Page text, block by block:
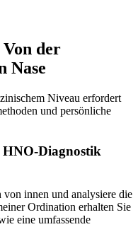
Von der
Nase
Niveau erfordert
und persönliche
Diagnostik
von innen und analysiere die
Ordination erhalten Sie
eine umfassende